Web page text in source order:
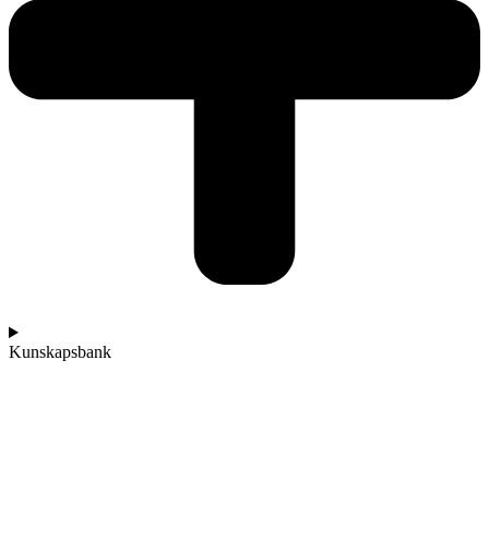
Kunskapsbank